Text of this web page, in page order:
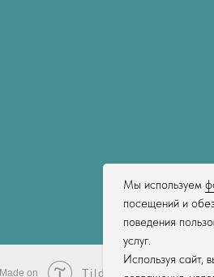
Мы используем
посещений и
поведения
услуг.
Используя сайт,
Made on Tilda